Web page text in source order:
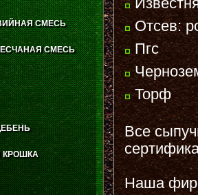
Отсев:
Пгс
Торф
Все
Наша
СМЕСЬ
СМЕСЬ
КРОШКА